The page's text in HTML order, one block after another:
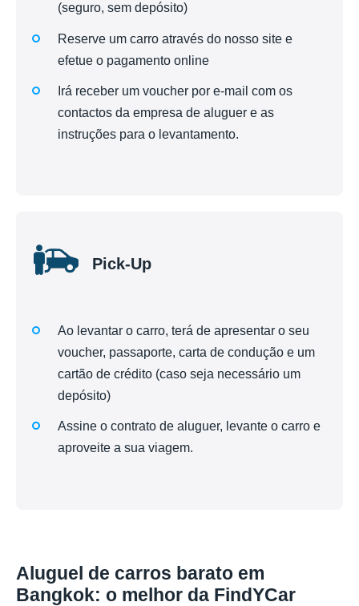
(seguro, sem depósito)
Reserve um carro através do nosso site e
efetue o pagamento online
Irá receber um voucher por e-mail com os
contactos da empresa de aluguer e as
instruções para o levantamento.
Pick-Up
Ao levantar o carro, terá de apresentar o seu
voucher, passaporte, carta de condução e um
cartão de crédito (caso seja necessário um
depósito)
Assine o contrato de aluguer, levante o carro e
aproveite a sua viagem.
Aluguel de carros barato em
Bangkok: o melhor da FindYCar